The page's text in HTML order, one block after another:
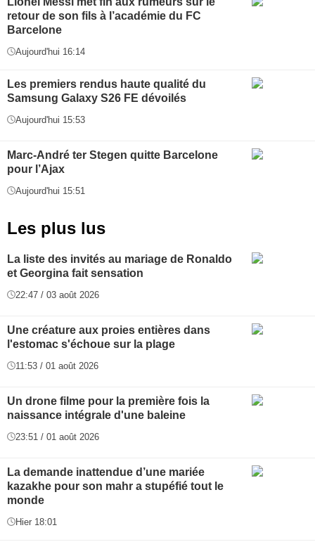
retour de son fils à l’académie du FC
Barcelone
Aujourd'hui 16:14
Les premiers rendus haute qualité du
Samsung Galaxy S26 FE dévoilés
Aujourd'hui 15:53
Marc-André ter Stegen quitte Barcelone
pour l’Ajax
Aujourd'hui 15:51
Les plus lus
La liste des invités au mariage de Ronaldo
et Georgina fait sensation
22:47 / 03 août 2026
Une créature aux proies entières dans
l'estomac s'échoue sur la plage
11:53 / 01 août 2026
Un drone filme pour la première fois la
naissance intégrale d'une baleine
23:51 / 01 août 2026
La demande inattendue d’une mariée
kazakhe pour son mahr a stupéfié tout le
monde
Hier 18:01